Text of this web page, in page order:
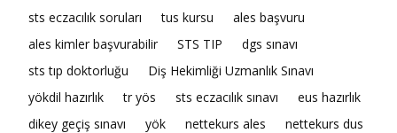
sts eczacılık soruları
tus kursu
ales başvuru
ales kimler başvurabilir
STS TIP
dgs sınavı
sts tıp doktorluğu
Diş Hekimliği Uzmanlık Sınavı
yökdil hazırlık
tr yös sts eczacılık sınavı
eus hazırlık
dikey geçiş sınavı
yök nettekurs ales
nettekurs dus